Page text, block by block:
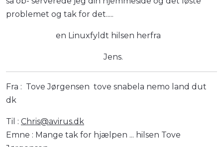
problemet og tak for det.....
en Linuxfyldt hilsen herfra
Jens.
Fra : Tove Jørgensen tove snabela nemo land dut
dk
Til : Chris@avirus.dk
Emne : Mange tak for hjælpen ... hilsen Tove